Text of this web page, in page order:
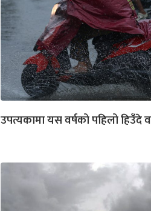
उपत्यकामा यस वर्षको पहिलो हिउँदे